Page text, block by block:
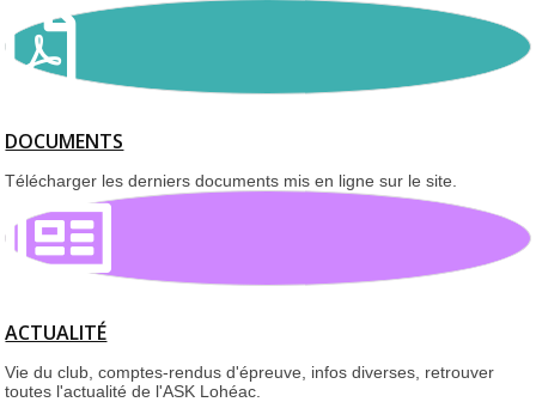
DOCUMENTS
Télécharger les derniers documents mis en ligne sur le site.
ACTUALITÉ
Vie du club, comptes-rendus d'épreuve, infos diverses, retrouver
toutes l'actualité de l'ASK Lohéac.